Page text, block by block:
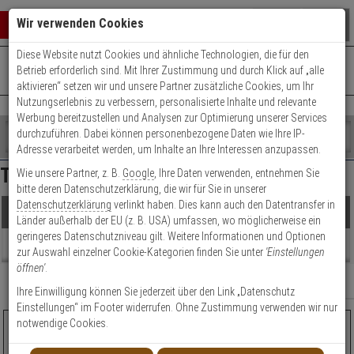
Warenkorb schließen
0 ARTIKEL IM WARENKORB
Ihr Warenkorb ist momentan leer.
Ergebnisse (8) Fertig
Preis Filter ( 8)
€ €
Artikelauswahl
Farbe
Shop
durchsuchen
Bitte
geben
Sie
mindestens
Zeichen
ein,
um
Suche
Es
wurde
noch
Kategorien
Suche
gestartet
+49 (0)821 899 493-0Mo. - Do.: 8:00 - 16:30 | Fr.: 8:00 - 14:00 Uhr
Kontaktservice nutzen
Terxon Sirenen
Produkte
Beratung
Filter anzeigen
ABUS AZSG10001 Draht-Außensirene, rot
Wir verwenden Cookies
Diese Website nutzt Cookies und ähnliche Technologien, die für den
Betrieb erforderlich sind. Mit Ihrer Zustimmung und durch Klick auf „alle
aktivieren“ setzen wir und unsere Partner zusätzliche Cookies, um Ihr
Nutzungserlebnis zu verbessern, personalisierte Inhalte und relevante
Werbung bereitzustellen und Analysen zur Optimierung unserer Services
durchzuführen. Dabei können personenbezogene Daten wie Ihre IP-
Adresse verarbeitet werden, um Inhalte an Ihre Interessen anzupassen.
Wie unsere Partner, z. B. Google , Ihre Daten verwenden, entnehmen Sie
bitte deren Datenschutzerklärung, die wir für Sie in unserer
Datenschutzerklärung verlinkt haben. Dies kann auch den Datentransfer in
Länder außerhalb der EU (z. B. USA) umfassen, wo möglicherweise ein
geringeres Datenschutzniveau gilt. Weitere Informationen und Optionen
zur Auswahl einzelner Cookie-Kategorien finden Sie unter 'Einstellungen
öffnen'.
Ihre Einwilligung können Sie jederzeit über den Link „Datenschutz
Einstellungen“ im Footer widerrufen. Ohne Zustimmung verwenden wir nur
notwendige Cookies.